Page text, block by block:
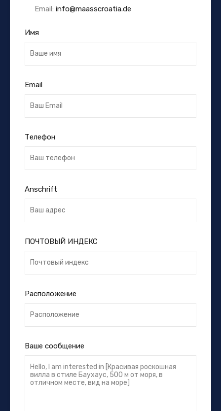
Email: info@maasscroatia.de
Имя
Email
Телефон
Anschrift
ПОЧТОВЫЙ ИНДЕКС
Расположение
Ваше сообщение